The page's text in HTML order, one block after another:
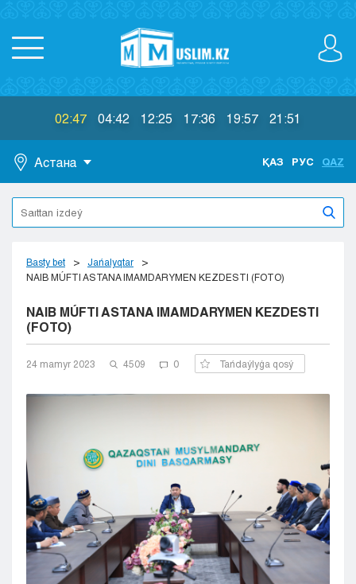
02:47 04:42 12:25 17:36 19:57 21:51
Астана
Astana
Almaty
Aktobe
Atyraý
Karaganda
Kokshetaý
Kyzylorda
Taraz
Týrkestan
Ýralsk
Ýst-Kamenogorsk
Shymkent
ҚАЗ РУС QAZ
Basty bet
Jańalyqtar
NAIB MÚFTI ASTANA IMAMDARYMEN KEZDESTI (FOTO)
NAIB MÚFTI ASTANA IMAMDARYMEN KEZDESTI
(FOTO)
24 mamyr 2023 4509 0 Tańdaýlyǵa qosý